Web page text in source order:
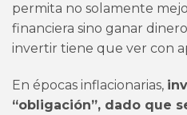
permita no solamente
financiera sino ganar
invertir tiene que ver con
En épocas inflacionarias,
“obligación”, dado que